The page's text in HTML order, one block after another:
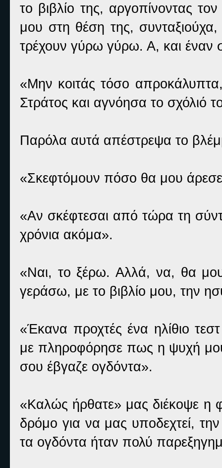
το βιβλίο της, αργοπίνοντας
μου στη θέση της,
τρέχουν γύρω γύρω. Α, και έναν
«Μην κοιτάς τόσο
Στράτος και αγνόησα το σχόλιό
Παρόλα αυτά απέστρεψα το
«Σκεφτόμουν πόσο θα μου
«Αν σκέφτεσαι από τώρα τη
χρόνια ακόμα».
«Ναι, το ξέρω. Αλλά, να, θα
γεράσω, με το βιβλίο μου, την
«Έκανα προχτές ένα ηλίθιο
με πληροφόρησε πως η ψυχή μου
σου έβγαζε ογδόντα».
«Καλώς ήρθατε» μας διέκοψε η
δρόμο για να μας υποδεχτεί,
τα ογδόντα ήταν πολύ